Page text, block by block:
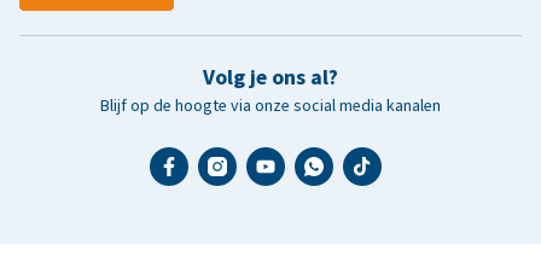
Volg je ons al?
Blijf op de hoogte via onze social media kanalen